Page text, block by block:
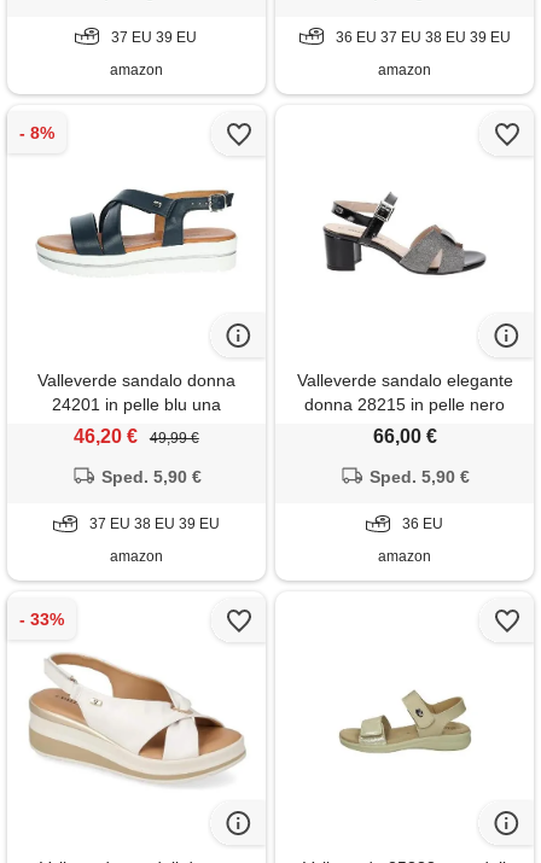
37 EU 39 EU
amazon
36 EU 37 EU 38 EU 39 EU
amazon
Valleverde sandalo donna
24201 in pelle blu una
calzatura adatta per tutte le
2021. Eu 38
46,20 € 49,99 €
Sped. 5,90 €
37 EU 38 EU 39 EU
amazon
Valleverde sandalo elegante
donna 28215 in pelle nero
modello casual. Una calzatura
occasioni. Primavera estate.
66,00 €
Sped. 5,90 €
36 EU
amazon